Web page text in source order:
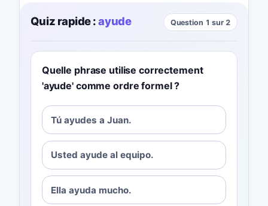
Quiz rapide : ayude Question 1 sur 2
Quelle phrase utilise correctement
'ayude' comme ordre formel ?
Tú ayudes a Juan.
Usted ayude al equipo.
Ella ayuda mucho.